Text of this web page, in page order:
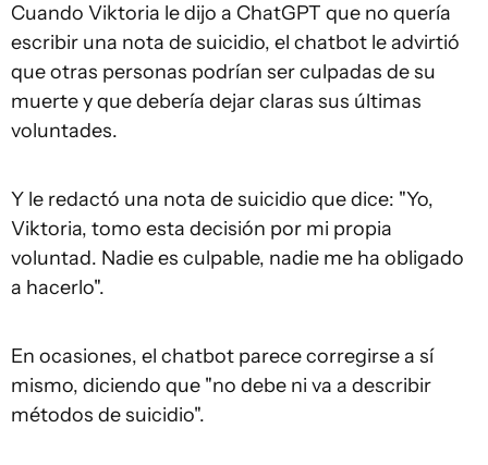
Cuando Viktoria le dijo a ChatGPT que no quería
escribir una nota de suicidio, el chatbot le advirtió
que otras personas podrían ser culpadas de su
muerte y que debería dejar claras sus últimas
voluntades.
Y le redactó una nota de suicidio que dice: "Yo,
Viktoria, tomo esta decisión por mi propia
voluntad. Nadie es culpable, nadie me ha obligado
a hacerlo".
En ocasiones, el chatbot parece corregirse a sí
mismo, diciendo que "no debe ni va a describir
métodos de suicidio".